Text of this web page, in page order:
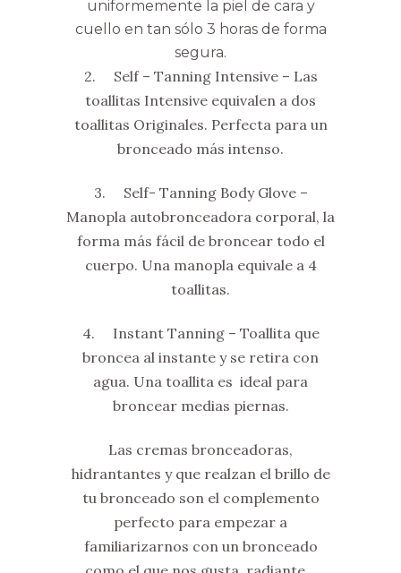
uniformemente la piel de cara y
cuello en tan sólo 3 horas de forma
segura.
2. Self – Tanning Intensive – Las
toallitas Intensive equivalen a dos
toallitas Originales. Perfecta para un
bronceado más intenso.
3. Self- Tanning Body Glove –
Manopla autobronceadora corporal, la
forma más fácil de broncear todo el
cuerpo. Una manopla equivale a 4
toallitas.
4. Instant Tanning – Toallita que
broncea al instante y se retira con
agua. Una toallita es ideal para
broncear medias piernas.
Las cremas bronceadoras,
hidrantantes y que realzan el brillo de
tu bronceado son el complemento
perfecto para empezar a
familiarizarnos con un bronceado